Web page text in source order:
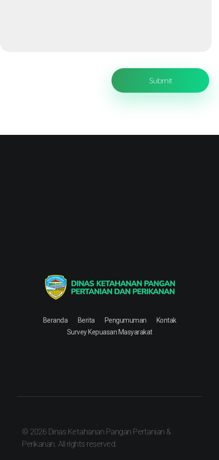
Beranda Berita Pengumuman
Kontak
Survey Kepuasan Masyarakat
© 2026 Dinas Ketahanan Pangan Pertanian &
Perikanan. All rights reserved.